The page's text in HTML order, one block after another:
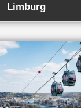
Limburg